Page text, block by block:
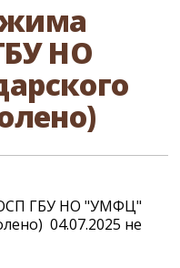
НО
ГБУ НО "УМФЦ"
04.07.2025 не